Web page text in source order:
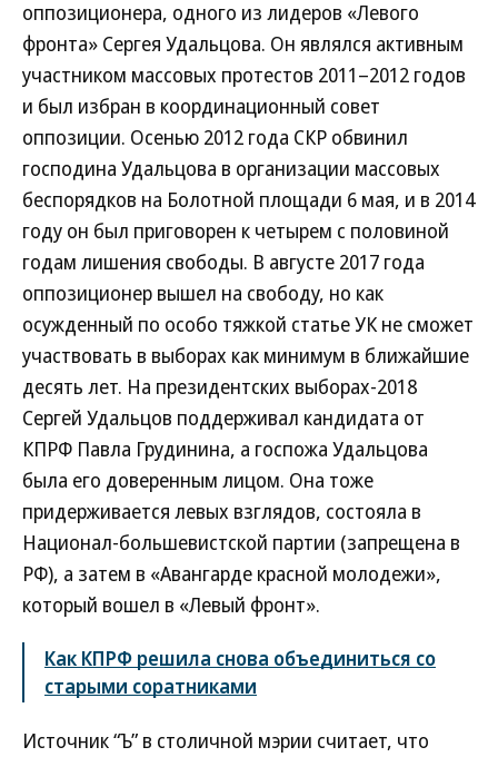
оппозиционера, одного из лидеров «Левого
фронта» Сергея Удальцова. Он являлся активным
участником массовых протестов 2011–2012 годов
и был избран в координационный совет
оппозиции. Осенью 2012 года СКР обвинил
господина Удальцова в организации массовых
беспорядков на Болотной площади 6 мая, и в 2014
году он был приговорен к четырем с половиной
годам лишения свободы. В августе 2017 года
оппозиционер вышел на свободу, но как
осужденный по особо тяжкой статье УК не сможет
участвовать в выборах как минимум в ближайшие
десять лет. На президентских выборах-2018
Сергей Удальцов поддерживал кандидата от
КПРФ Павла Грудинина, а госпожа Удальцова
была его доверенным лицом. Она тоже
придерживается левых взглядов, состояла в
Национал-большевистской партии (запрещена в
РФ), а затем в «Авангарде красной молодежи»,
который вошел в «Левый фронт».
Как КПРФ решила снова объединиться со
старыми соратниками
Источник “Ъ” в столичной мэрии считает, что